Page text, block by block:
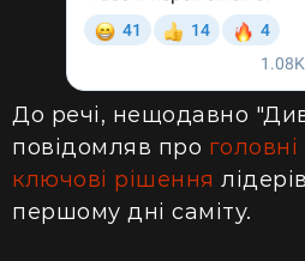
До речі, нещодавно
повідомляв про
ключові рішення
першому дні саміту.